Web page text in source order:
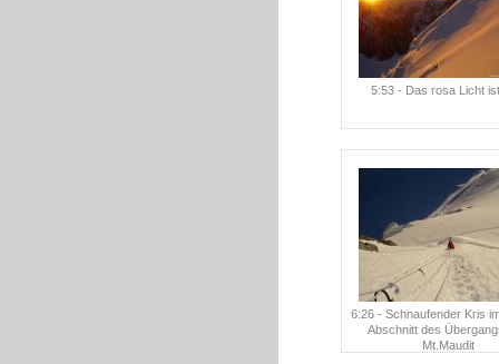
5:53 - Das rosa Licht
6:26 - Schnaufender Kris
Abschnitt des
Mt.Maudit